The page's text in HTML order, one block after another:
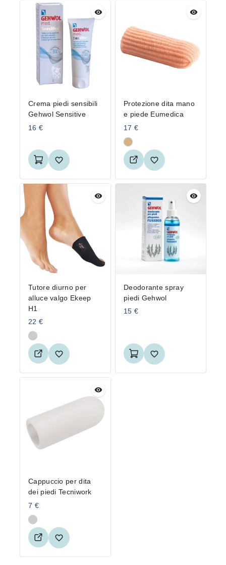
Crema piedi sensibili
Gehwol Sensitive
16 €
Protezione dita mano
e piede Eumedica
17 €
Tutore diurno per
alluce valgo Ekeep
H1
22 €
Deodorante spray
piedi Gehwol
15 €
Cappuccio per dita
dei piedi Tecniwork
7 €